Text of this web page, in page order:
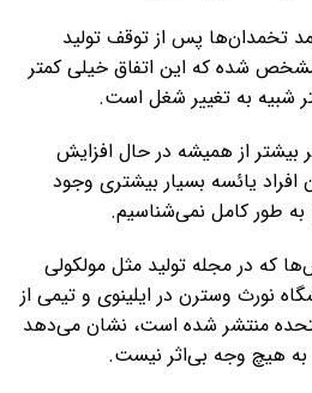
تخمدان‌ها پس از توقف تولید
شده که این اتفاق خیلی کمتر
شبیه به تغییر شغل است.
بیشتر از همیشه در حال افزایش
یائسه بسیار بیشتری وجود
به طور کامل نمی‌شناسیم.
که در مجله تولید مثل مولکولی
نورث وسترن در ایلینوی و تیمی از
منتشر شده است، نشان می‌دهد
هیچ وجه بی‌اثر نیست.